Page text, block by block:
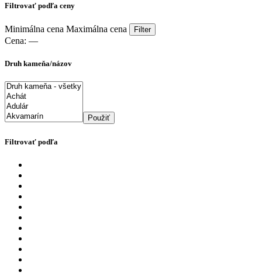
Filtrovať podľa ceny
Minimálna cena Maximálna cena Filter
Cena: —
Druh kameňa/názov
Použiť
Filtrovať podľa